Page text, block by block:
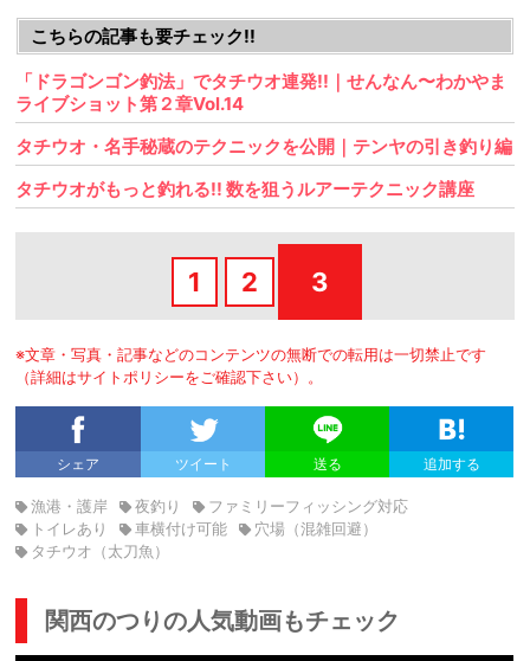
こちらの記事も要チェック!!
「ドラゴンゴン釣法」でタチウオ連発!!｜せんなん〜わかやま
ライブショット第２章Vol.14
タチウオ・名手秘蔵のテクニックを公開｜テンヤの引き釣り編
タチウオがもっと釣れる!! 数を狙うルアーテクニック講座
1 2 3
※文章・写真・記事などのコンテンツの無断での転用は一切禁止です
（詳細はサイトポリシーをご確認下さい）。
シェア ツイート 送る 追加する
漁港・護岸 夜釣り
ファミリーフィッシング対応
トイレあり
車横付け可能
穴場（混雑回避）
タチウオ（太刀魚）
関西のつりの人気動画もチェック